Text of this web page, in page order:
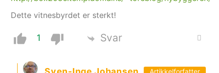
Dette vitnesbyrdet er sterkt!
1 Svar
Artikkelforfatter